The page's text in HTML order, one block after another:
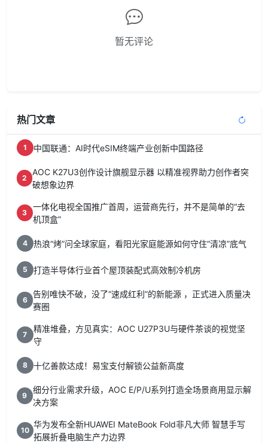
暂无评论
热门文章
1 中国联通：AI时代eSIM终端产业创新中国路径
2
AOC K27U3创作设计旗舰显示器 以精准视界助力创作者突
破想象边界
3
一体化电视全国推广首周，运营商先行，并不是简单的“去
机顶盒”
4 热浪“烤”问全球家庭，看阳光家庭能源如何守住“清凉”底气
5 打造半导体行业首个屋顶装配式高效制冷机房
6
告别唯快不破，没了“速成红利”的新能源 ，正式进入质量决
赛圈
7
精准堆叠，方见真实：AOC U27P3U与硬件茶谈的视觉坚
守
8 十亿善款达成！易宝支付解锁公益新高度
9
细分行业需求升级，AOC E/P/U系列打造全场景商用显示解
决方案
10
华为发布全新HUAWEI MateBook Fold非凡大师 智慧手写
拓展折叠电脑生产力边界